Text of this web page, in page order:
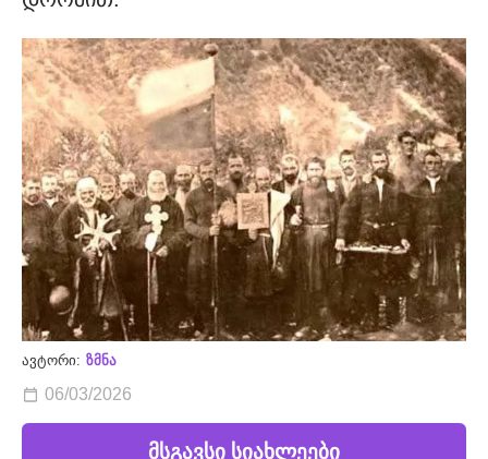
ავტორი: ზმნა
06/03/2026
მსგავსი სიახლეები